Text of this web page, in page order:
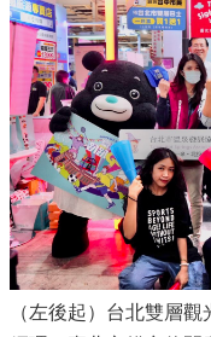
（左後起）台北雙層